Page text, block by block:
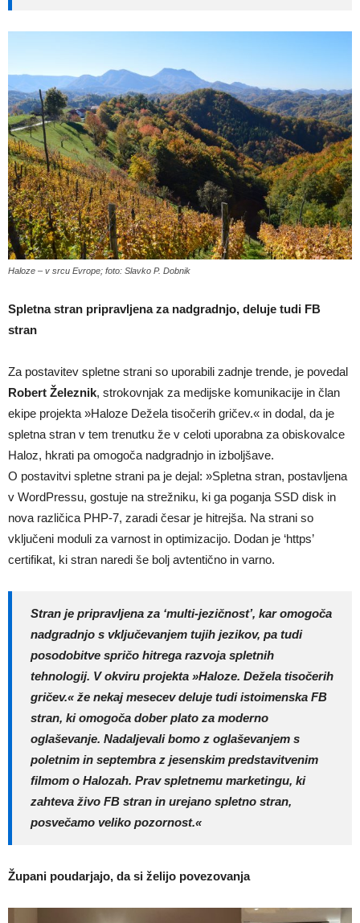
Haloze – v srcu Evrope; foto: Slavko P. Dobnik
Spletna stran pripravljena za nadgradnjo, deluje tudi FB
stran
Za postavitev spletne strani so uporabili zadnje trende, je povedal
Robert Železnik, strokovnjak za medijske komunikacije in član
ekipe projekta »Haloze Dežela tisočerih gričev.« in dodal, da je
spletna stran v tem trenutku že v celoti uporabna za obiskovalce
Haloz, hkrati pa omogoča nadgradnjo in izboljšave.
O postavitvi spletne strani pa je dejal: »Spletna stran, postavljena
v WordPressu, gostuje na strežniku, ki ga poganja SSD disk in
nova različica PHP-7, zaradi česar je hitrejša. Na strani so
vključeni moduli za varnost in optimizacijo. Dodan je ‘https’
certifikat, ki stran naredi še bolj avtentično in varno.
Stran je pripravljena za ‘multi-jezičnost’, kar omogoča
nadgradnjo s vključevanjem tujih jezikov, pa tudi
posodobitve spričo hitrega razvoja spletnih
tehnologij. V okviru projekta »Haloze. Dežela tisočerih
gričev.« že nekaj mesecev deluje tudi istoimenska FB
stran, ki omogoča dober plato za moderno
oglaševanje. Nadaljevali bomo z oglaševanjem s
poletnim in septembra z jesenskim predstavitvenim
filmom o Halozah. Prav spletnemu marketingu, ki
zahteva živo FB stran in urejano spletno stran,
posvečamo veliko pozornost.«
Župani poudarjajo, da si želijo povezovanja